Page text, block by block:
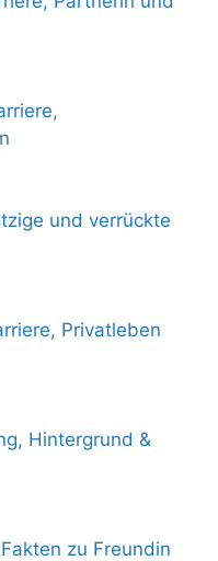
und verrückte
Privatleben
Hintergrund &
zu Freundin